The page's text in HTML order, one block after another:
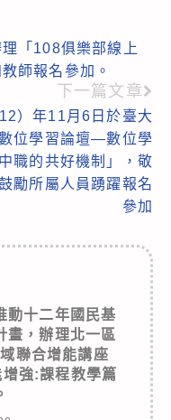
「108俱樂部線上
師報名參加。
下一篇文章
）年11月6日於臺大
位學習論壇—數位學
職的共好機制」，敬
勵所屬人員踴躍報名
參加
動十二年國民基
畫，辦理北一區
聯合增能講座
強:課程教學篇